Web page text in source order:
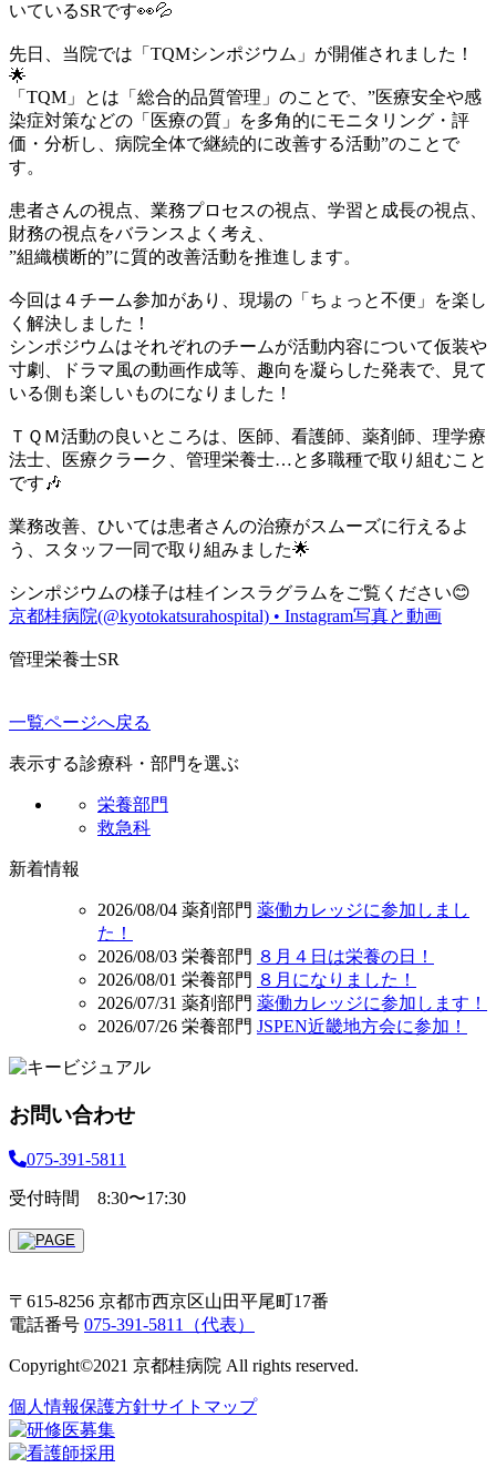
いているSRです👀💦
先日、当院では「TQMシンポジウム」が開催されました！
🌟
「TQM」とは「 総合的品質管理」のことで、”医療安全や感
染症対策などの「医療の質」を多角的にモニタリング・評
価・分析し、病院全体で継続的に改善する活動”のことで
す。
患者さんの視点、業務プロセスの視点、学習と成長の視点、
財務の視点をバランスよく考え、
”組織横断的”に質的改善活動を推進します。
今回は４チーム参加があり、現場の「ちょっと不便」を楽し
く解決しました！
シンポジウムはそれぞれのチームが活動内容について仮装や
寸劇、ドラマ風の動画作成等、趣向を凝らした発表で、見て
いる側も楽しいものになりました！
ＴＱＭ活動の良いところは、医師、看護師、薬剤師、理学療
法士、医療クラーク、管理栄養士…と多職種で取り組むこと
です🎶
業務改善、ひいては患者さんの治療がスムーズに行えるよ
う、スタッフ一同で取り組みました🌟
シンポジウムの様子は桂インスラグラムをご覧ください😊
京都桂病院(@kyotokatsurahospital) • Instagram写真と動画
管理栄養士SR
一覧ページへ戻る
表示する診療科・部門を選ぶ
栄養部門
救急科
新着情報
2026/08/04 薬剤部門 薬働カレッジに参加しまし
た！
2026/08/03 栄養部門 ８月４日は栄養の日！
2026/08/01 栄養部門 ８月になりました！
2026/07/31 薬剤部門 薬働カレッジに参加します！
2026/07/26 栄養部門 JSPEN近畿地方会に参加！
お問い合わせ
075-391-5811
受付時間 8:30〜17:30
〒615-8256 京都市西京区山田平尾町17番
電話番号 075-391-5811（代表）
Copyright©2021 京都桂病院 All rights reserved.
個人情報保護方針サイトマップ